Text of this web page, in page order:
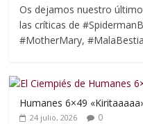
Os dejamos nuestro
las críticas de
#MotherMary,
Humanes 6×49
24 julio, 2026 0